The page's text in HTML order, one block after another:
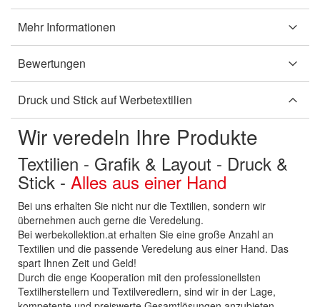
Mehr Informationen
Bewertungen
Druck und Stick auf Werbetextilien
Wir veredeln Ihre Produkte
Textilien - Grafik & Layout - Druck &
Stick - Alles aus einer Hand
Bei uns erhalten Sie nicht nur die Textilien, sondern wir
übernehmen auch gerne die Veredelung.
Bei werbekollektion.at erhalten Sie eine große Anzahl an
Textilien und die passende Veredelung aus einer Hand. Das
spart Ihnen Zeit und Geld!
Durch die enge Kooperation mit den professionellsten
Textilherstellern und Textilveredlern, sind wir in der Lage,